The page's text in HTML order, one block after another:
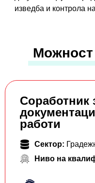
изведба и контрола
Соработник
работи
Сектор:
Ниво на